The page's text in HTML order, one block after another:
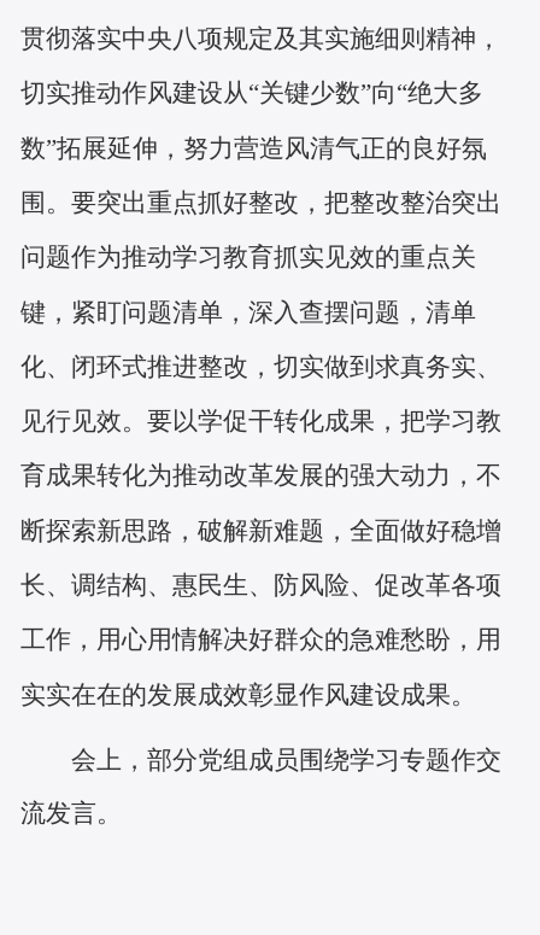
贯彻落实中央八项规定及其实施细则精神，
切实推动作风建设从“关键少数”向“绝大多
数”拓展延伸，努力营造风清气正的良好氛
围。要突出重点抓好整改，把整改整治突出
问题作为推动学习教育抓实见效的重点关
键，紧盯问题清单，深入查摆问题，清单
化、闭环式推进整改，切实做到求真务实、
见行见效。要以学促干转化成果，把学习教
育成果转化为推动改革发展的强大动力，不
断探索新思路，破解新难题，全面做好稳增
长、调结构、惠民生、防风险、促改革各项
工作，用心用情解决好群众的急难愁盼，用
实实在在的发展成效彰显作风建设成果。
会上，部分党组成员围绕学习专题作交
流发言。